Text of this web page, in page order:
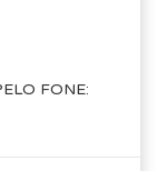
FONE: